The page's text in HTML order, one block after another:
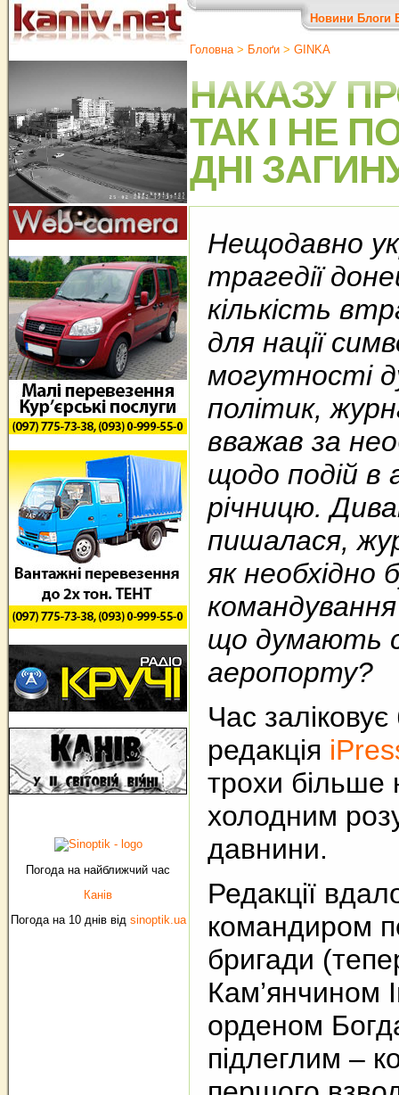
Погода на найближчий час
Канів
Погода на 10 днів від sinoptik.ua
Новини Блоги
Головна> Блоґи > GINKA
НАКАЗУ
ТАК І НЕ
ДНІ
Нещодавно
трагедії
кількість
для нації
могутності
політик,
вважав за
щодо подій в
річницю.
пишалася,
як
що думають
аеропорту?
Час
редакція
трохи більше
холодним
давнини.
Редакції
командиром
бригади
Кам’янчином
орденом
підлеглим –